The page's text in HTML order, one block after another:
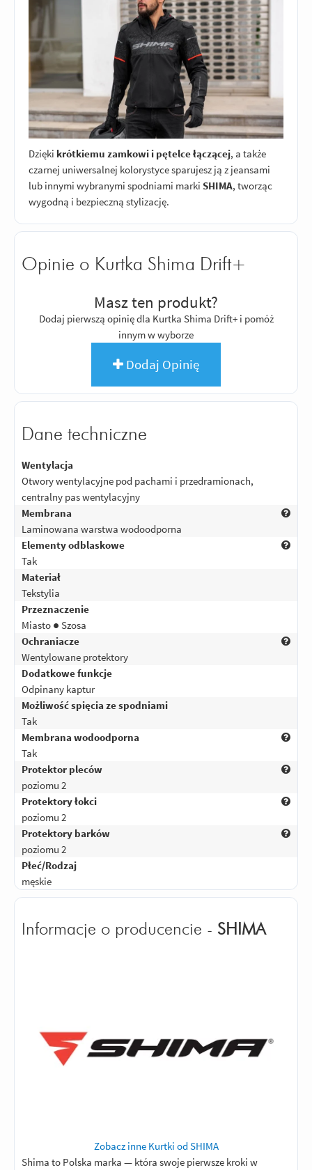
Dzięki krótkiemu zamkowi i pętelce łączącej, a także
czarnej uniwersalnej kolorystyce sparujesz ją z jeansami
lub innymi wybranymi spodniami marki SHIMA, tworząc
wygodną i bezpieczną stylizację.
Opinie o Kurtka Shima Drift+
Masz ten produkt?
Dodaj pierwszą opinię dla Kurtka Shima Drift+ i pomóż
innym w wyborze
Dodaj Opinię
Dane techniczne
Wentylacja
Otwory wentylacyjne pod pachami i przedramionach,
centralny pas wentylacyjny
Membrana
Laminowana warstwa wodoodporna
Elementy odblaskowe
Tak
Materiał
Tekstylia
Przeznaczenie
Miasto ● Szosa
Ochraniacze
Wentylowane protektory
Dodatkowe funkcje
Odpinany kaptur
Możliwość spięcia ze spodniami
Tak
Membrana wodoodporna
Tak
Protektor pleców
poziomu 2
Protektory łokci
poziomu 2
Protektory barków
poziomu 2
Płeć/Rodzaj
męskie
Informacje o producencie - SHIMA
Zobacz inne Kurtki od SHIMA
Shima to Polska marka — która swoje pierwsze kroki w